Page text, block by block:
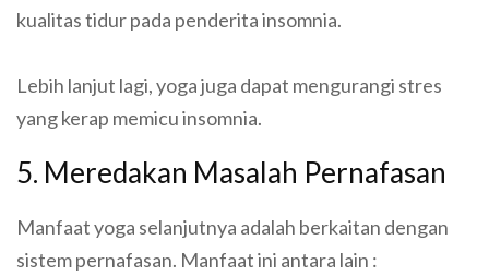
kualitas tidur pada penderita insomnia.
Lebih lanjut lagi, yoga juga dapat mengurangi stres
yang kerap memicu insomnia.
5. Meredakan Masalah Pernafasan
Manfaat yoga selanjutnya adalah berkaitan dengan
sistem pernafasan. Manfaat ini antara lain :